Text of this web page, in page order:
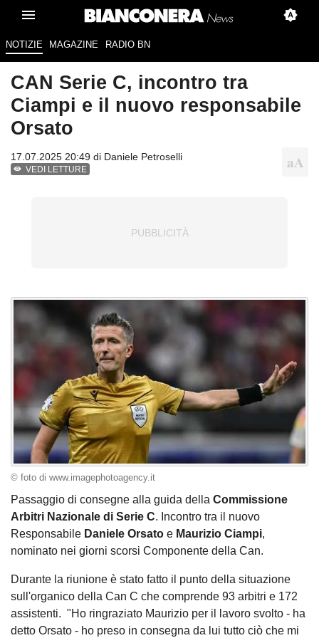
NOTIZIE MAGAZINE RADIO BN
CAN Serie C, incontro tra
Ciampi e il nuovo responsabile
Orsato
17.07.2025 20:49 di Daniele Petroselli
VEDI LETTURE
© foto di www.imagephotoagency.it
Passaggio di consegne alla guida della Commissione
Arbitri Nazionale di Serie C. Incontro tra il nuovo
Responsabile Daniele Orsato e Maurizio Ciampi,
nominato nei giorni scorsi Componente della Can.
Durante la riunione è stato fatto il punto della situazione
sull'organico della Can C che comprende 93 arbitri e 172
assistenti. "Ho ringraziato Maurizio per il lavoro svolto - ha
detto Orsato - ho preso in consegna da lui tutto ciò che mi